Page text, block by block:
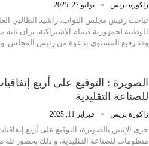
زاكورة بريس يوليو 27, 2025
تباحث رئيس مجلس النواب، راشيد الطالبي
الوطنية لجمهورية فيتنام الإشتراكية، تران
وفد رفيع المستوى بدعوة من رئيس المجلس.
الصويرة : التوقيع على أربع
للصناعة التقليدية
زاكورة بريس فبراير 11, 2025
جرى الإثنين بالصويرة، التوقيع على أربع
منظومات للصناعة التقليدية، و ذلك بحضور ثلة